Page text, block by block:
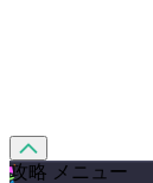
攻略 メニュー